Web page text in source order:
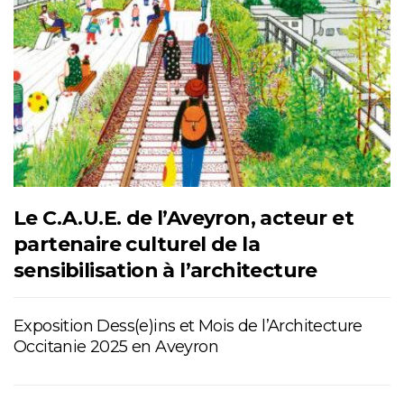
Le C.A.U.E. de l’Aveyron, acteur et
partenaire culturel de la
sensibilisation à l’architecture
Exposition Dess(e)ins et Mois de l’Architecture
Occitanie 2025 en Aveyron